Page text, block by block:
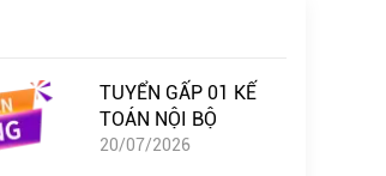
TUYỂN GẤP 01 KẾ
TOÁN NỘI BỘ
20/07/2026